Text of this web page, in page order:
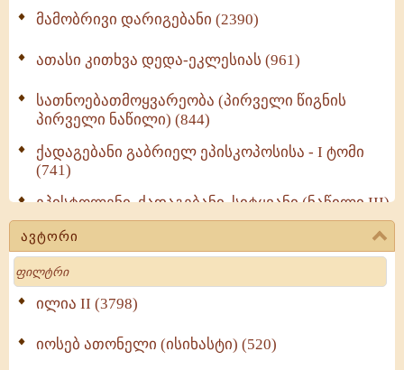
მამობრივი დარიგებანი (2390)
ათასი კითხვა დედა-ეკლესიას (961)
სათნოებათმოყვარეობა (პირველი წიგნის
პირველი ნაწილი) (844)
ქადაგებანი გაბრიელ ეპისკოპოსისა - I ტომი
(741)
ეპისტოლენი, ქადაგებანი, სიტყვანი (ნაწილი III)
(723)
მოძღვრის ძალზე სასარგებლო რჩევები
მრევლისათვის (545)
Wisdomge (514)
ქადაგებანი გაბრიელ ეპისკოპოსისა - II ტომი
ავტორი
Search
ილია II (3798)
იოსებ ათონელი (ისიხასტი) (520)